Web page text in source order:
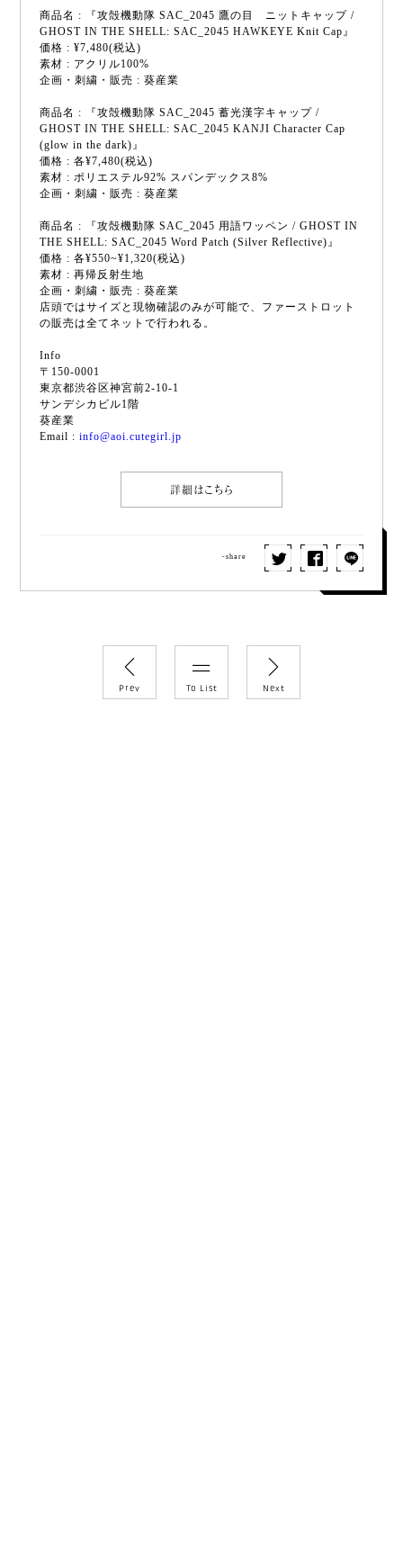
商品名 : 『攻殻機動隊 SAC_2045 鷹の目 ニットキャップ /
GHOST IN THE SHELL: SAC_2045 HAWKEYE Knit Cap』
価格 : ¥7,480(税込)
素材 : アクリル100%
企画・刺繍・販売 : 葵産業
商品名 : 『攻殻機動隊 SAC_2045 蓄光漢字キャップ /
GHOST IN THE SHELL: SAC_2045 KANJI Character Cap
(glow in the dark)』
価格 : 各¥7,480(税込)
素材 : ポリエステル92% スパンデックス8%
企画・刺繍・販売 : 葵産業
商品名 : 『攻殻機動隊 SAC_2045 用語ワッペン / GHOST IN
THE SHELL: SAC_2045 Word Patch (Silver Reflective)』
価格 : 各¥550~¥1,320(税込)
素材 : 再帰反射生地
企画・刺繍・販売 : 葵産業
店頭ではサイズと現物確認のみが可能で、ファーストロット
の販売は全てネットで行われる。
Info
〒150-0001
東京都渋谷区神宮前2-10-1
サンデシカビル1階
葵産業
Email : info@aoi.cutegirl.jp
詳細はこちら
-share
Prev To List Next